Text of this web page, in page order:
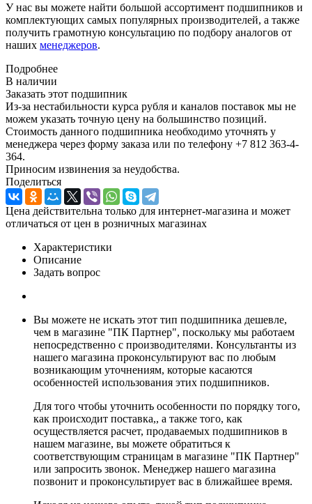
У нас вы можете найти большой ассортимент подшипников и
комплектующих самых популярных производителей, а также
получить грамотную консультацию по подбору аналогов от
наших менеджеров.
Подробнее
В наличии
Заказать этот подшипник
Из-за нестабильности курса рубля и каналов поставок мы не
можем указать точную цену на большинство позиций.
Стоимость данного подшипника необходимо уточнять у
менеджера через форму заказа или по телефону +7 812 363-4-
364.
Приносим извинения за неудобства.
Поделиться
Цена действительна только для интернет-магазина и может
отличаться от цен в розничных магазинах
Характеристики
Описание
Задать вопрос
Вы можете не искать этот тип подшипника дешевле,
чем в магазине "ПК Партнер", поскольку мы работаем
непосредственно с производителями. Консультанты из
нашего магазина проконсультируют вас по любым
возникающим уточнениям, которые касаются
особенностей использования этих подшипников.
Для того чтобы уточнить особенности по порядку того,
как происходит поставка,, а также того, как
осуществляется расчет, продаваемых подшипников в
нашем магазине, вы можете обратиться к
соответствующим страницам в магазине "ПК Партнер"
или запросить звонок. Менеджер нашего магазина
позвонит и проконсультирует вас в ближайшее время.